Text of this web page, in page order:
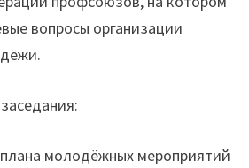
вопросы организации
молодёжных мероприятий